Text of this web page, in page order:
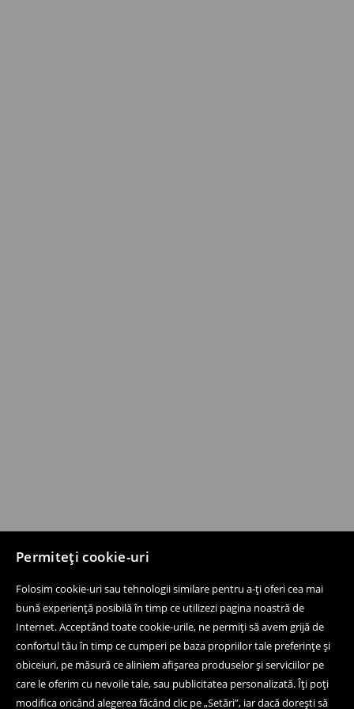
Permiteți cookie-uri
Folosim cookie-uri sau tehnologii similare pentru a-ți oferi cea mai
bună experiență posibilă în timp ce utilizezi pagina noastră de
Internet. Acceptând toate cookie-urile, ne permiți să avem grijă de
confortul tău în timp ce cumperi pe baza propriilor tale preferințe și
obiceiuri, pe măsură ce aliniem afișarea produselor și serviciilor pe
care le oferim cu nevoile tale, sau publicitatea personalizată. Îți poți
modifica oricând alegerea făcând clic pe „Setări”, iar dacă dorești să